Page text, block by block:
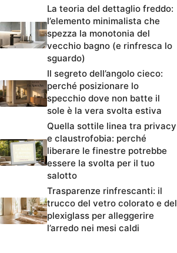
La teoria del dettaglio freddo:
l’elemento minimalista che
spezza la monotonia del
vecchio bagno (e rinfresca lo
sguardo)
Il segreto dell’angolo cieco:
perché posizionare lo
specchio dove non batte il
sole è la vera svolta estiva
Quella sottile linea tra privacy
e claustrofobia: perché
liberare le finestre potrebbe
essere la svolta per il tuo
salotto
Trasparenze rinfrescanti: il
trucco del vetro colorato e del
plexiglass per alleggerire
l’arredo nei mesi caldi